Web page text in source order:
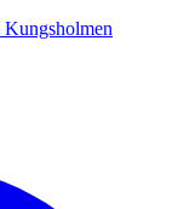
Kungsholmen